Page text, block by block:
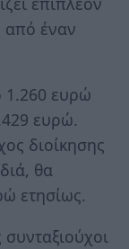
έναν
1.260 ευρώ
ευρώ.
διοίκησης
θα
ετησίως.